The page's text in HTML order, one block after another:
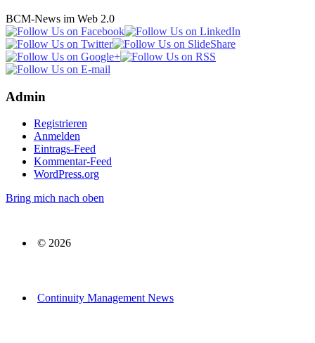
BCM-News im Web 2.0
Admin
Registrieren
Anmelden
Eintrags-Feed
Kommentar-Feed
WordPress.org
Bring mich nach oben
© 2026
Continuity Management News